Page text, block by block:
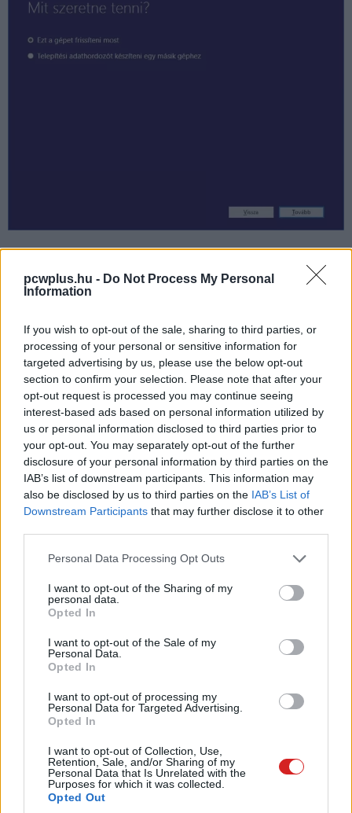
pcwplus.hu - Do Not Process My Personal
Information
If you wish to opt-out of the sale, sharing to third parties, or
processing of your personal or sensitive information for
targeted advertising by us, please use the below opt-out
section to confirm your selection. Please note that after your
opt-out request is processed you may continue seeing
interest-based ads based on personal information utilized by
us or personal information disclosed to third parties prior to
your opt-out. You may separately opt-out of the further
disclosure of your personal information by third parties on the
IAB’s list of downstream participants. This information may
also be disclosed by us to third parties on the IAB’s List of
Downstream Participants that may further disclose it to other
Please note that this website/app uses one or more Google
not limited to your visit or usage behaviour. You may click to
grant or deny consent to Google and its third-party tags to
use your data for below specified purposes in below Google
consent section.
Personal Data Processing Opt Outs
I want to opt-out of the Sharing of my
personal data.
Opted In
I want to opt-out of the Sale of my
Personal Data.
Opted In
I want to opt-out of processing my
Personal Data for Targeted Advertising.
Opted In
I want to opt-out of Collection, Use,
Retention, Sale, and/or Sharing of my
Personal Data that Is Unrelated with the
Purposes for which it was collected.
Opted Out
Ezután navigáljunka Windows frissítési letöltősegéd
weboldalára, majd töltsük le a Media Creation Toolt alul,
Futtassuk a programot, ám ahelyett, hogy USB kulcsot
vagy DVD-t készítenénk, ezt a PC-t frissítsük "Windows
10-re". Ha mindent jól csináltunk és nem a második
opciót választottuk (ez teljes nyers installt jelentene),
összes adatunk, beállításunk, mindenünk érintetlenül
megmarad, csupán már a legújabb, novemberi
frissítéssel ellátott verziót kapjuk. Erről győződjünk is
meg, és futtassuk ismét a "winver.exe"-t. Ettől a ponttól
azok is, amelyek új funkciókat adnak a rendszerhez.
balatoni kardioösvény (X)
4 és egy 8 km-es egészségügyi tanösvény nyílt
Balatonalmádiban.
#windows 10 #windows update
#frissítés
#hibaelhárítás
#szoftver